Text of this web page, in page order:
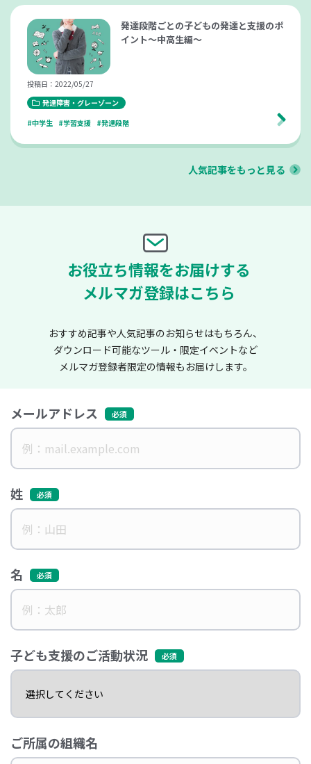
発達段階ごとの子どもの発達と支援のポ
イント～中高生編～
投稿日：2022/05/27
発達障害・グレーゾーン
#中学生
#学習支援 #発達段階
人気記事をもっと見る
お役立ち情報をお届けする
メルマガ登録はこちら
おすすめ記事や人気記事のお知らせはもちろん、
ダウンロード可能なツール・限定イベントなど
メルマガ登録者限定の情報もお届けします。
メールアドレス
姓
名
子ども支援のご活動状況
ご所属の組織名